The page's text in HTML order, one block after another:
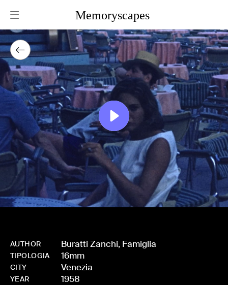
Memoryscapes
AUTHOR Buratti Zanchi, Famiglia
TIPOLOGIA 16mm
CITY Venezia
YEAR 1958